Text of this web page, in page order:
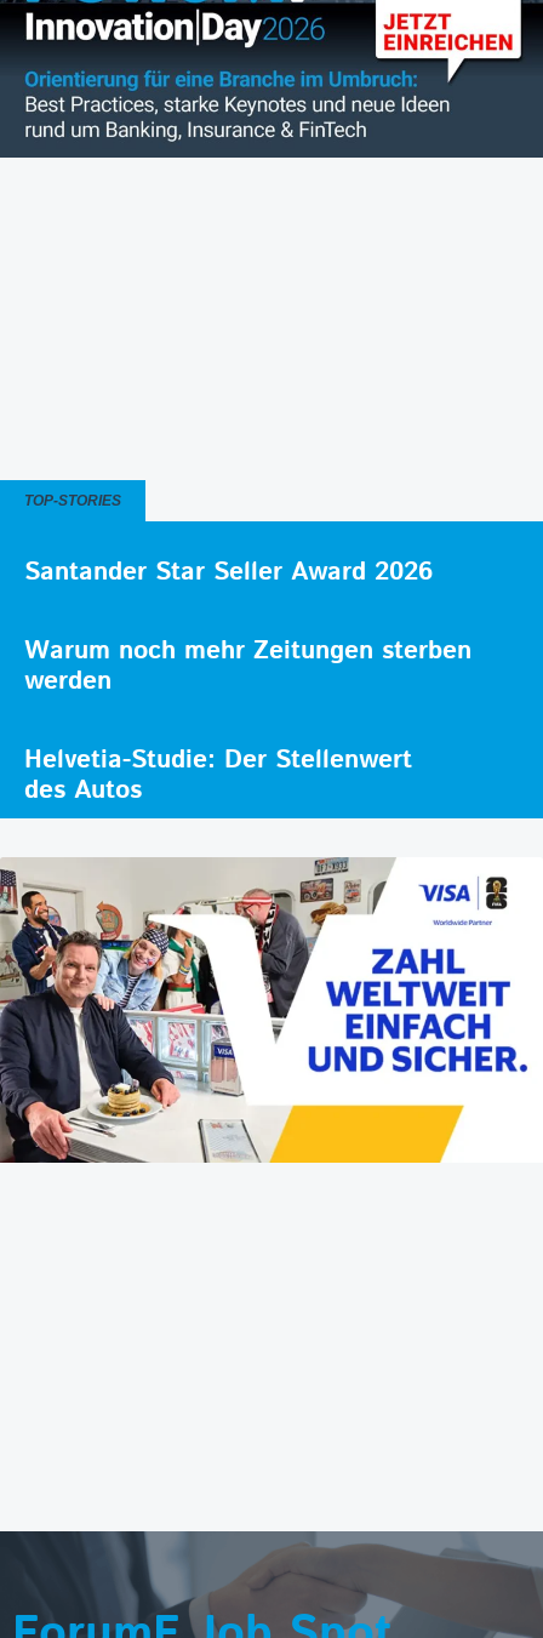
TOP-STORIES
Santander Star Seller Award 2026
Warum noch mehr Zeitungen sterben
werden
Helvetia-Studie: Der Stellenwert
des Autos